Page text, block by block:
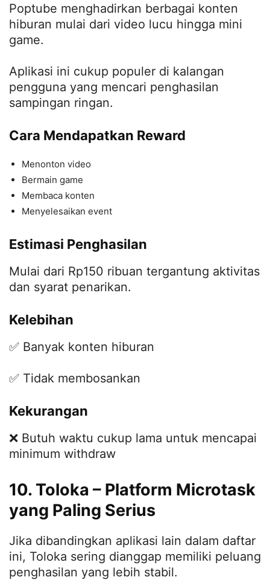
Poptube menghadirkan berbagai konten
hiburan mulai dari video lucu hingga mini
game.
Aplikasi ini cukup populer di kalangan
pengguna yang mencari penghasilan
sampingan ringan.
Cara Mendapatkan Reward
Menonton video
Bermain game
Membaca konten
Menyelesaikan event
Estimasi Penghasilan
Mulai dari Rp150 ribuan tergantung aktivitas
dan syarat penarikan.
Kelebihan
✅ Banyak konten hiburan
✅ Tidak membosankan
Kekurangan
❌ Butuh waktu cukup lama untuk mencapai
minimum withdraw
10. Toloka – Platform Microtask
yang Paling Serius
Jika dibandingkan aplikasi lain dalam daftar
ini, Toloka sering dianggap memiliki peluang
penghasilan yang lebih stabil.